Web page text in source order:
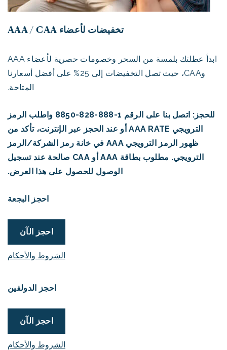
تخفيضات لأعضاء AAA / CAA
ابدأ عطلتك بلمسة من السحر وخصومات حصرية لأعضاء AAA
وCAA، حيث تصل التخفيضات إلى 25% على أفضل أسعارنا
المتاحة.
للحجز: اتصل بنا على الرقم 1-888-828-8850 واطلب الرمز
الترويجي AAA RATE أو عند الحجز عبر الإنترنت، تأكد من
ظهور الرمز الترويجي AAA في خانة رمز الشركة/الرمز
الترويجي. مطلوب بطاقة AAA أو CAA صالحة عند تسجيل
الوصول للحصول على هذا العرض.
احجز البجعة
احجز الآن
الشروط والأحكام
احجز الدولفين
احجز الآن
الشروط والأحكام